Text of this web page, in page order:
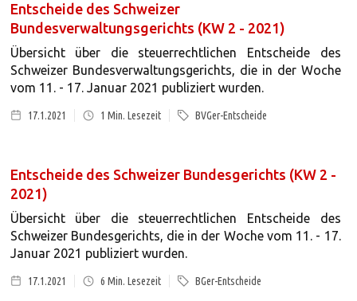
Entscheide des Schweizer
Bundesverwaltungsgerichts (KW 2 - 2021)
Übersicht über die steuerrechtlichen Entscheide des
Schweizer Bundesverwaltungsgerichts, die in der Woche
vom 11. - 17. Januar 2021 publiziert wurden.
17.1.2021 1 Min. Lesezeit BVGer-Entscheide
Entscheide des Schweizer Bundesgerichts (KW 2 -
2021)
Übersicht über die steuerrechtlichen Entscheide des
Schweizer Bundesgerichts, die in der Woche vom 11. - 17.
Januar 2021 publiziert wurden.
17.1.2021 6 Min. Lesezeit BGer-Entscheide